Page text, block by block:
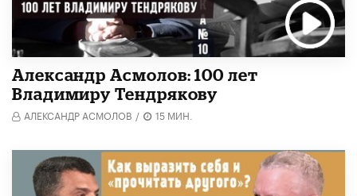
Александр Асмолов: 100 лет
Владимиру Тендрякову
АЛЕКСАНДР АСМОЛОВ / 15 МИН.